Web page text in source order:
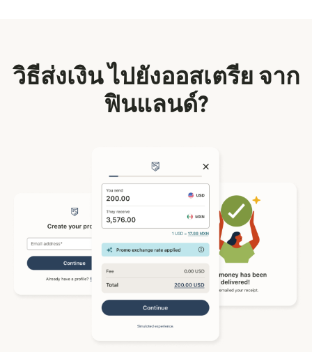
วิธีส่งเงิน ไปยังออสเตรีย จาก
ฟินแลนด์?